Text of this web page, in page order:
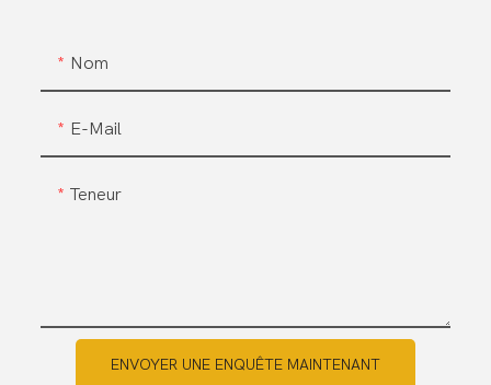
Nom
E-Mail
Teneur
ENVOYER UNE ENQUÊTE MAINTENANT